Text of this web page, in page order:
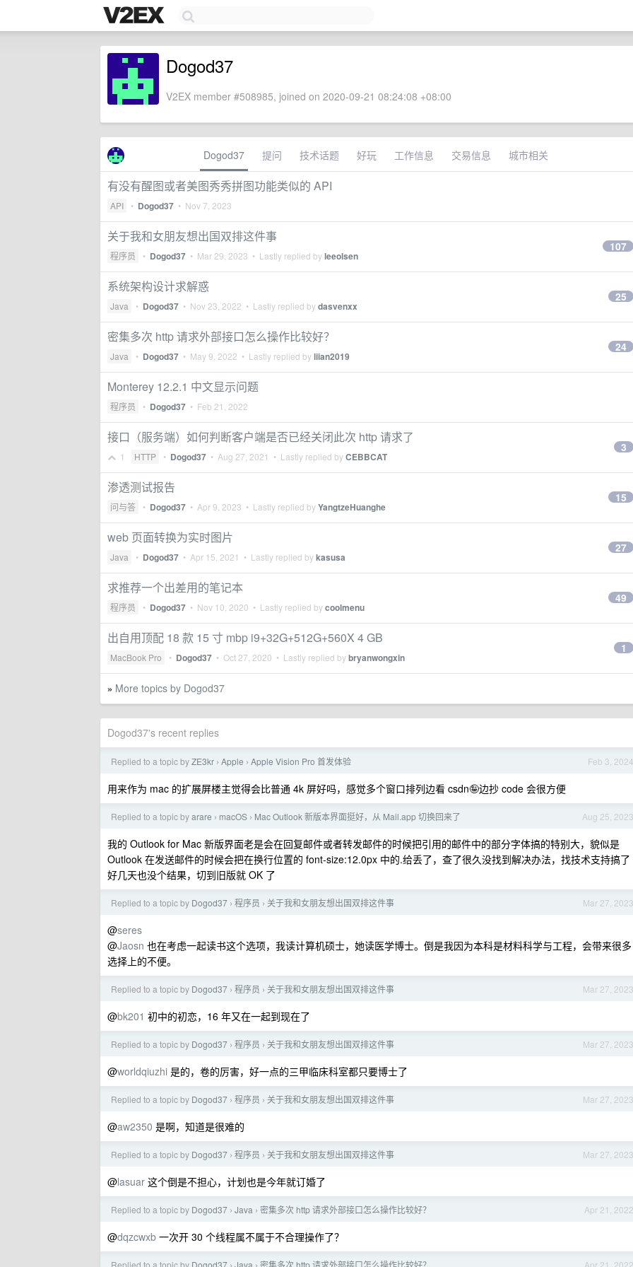
Dogod37
V2EX member #508985, joined on 2020-09-21 08:24:08 +08:00
Dogod37 提问 技术话题 好玩 工作信息 交易信息 城市相关
有没有醒图或者美图秀秀拼图功能类似的 API
API • Dogod37 • Nov 7, 2023
关于我和女朋友想出国双排这件事
程序员 • Dogod37 • Mar 29, 2023 • Lastly replied byleeolsen
107
系统架构设计求解惑
Java • Dogod37 • Nov 23, 2022 • Lastly replied bydasvenxx
25
密集多次 http 请求外部接口怎么操作比较好？
Java • Dogod37 • May 9, 2022 • Lastly replied byliian2019
24
Monterey 12.2.1 中文显示问题
程序员 • Dogod37 • Feb 21, 2022
接口（服务端）如何判断客户端是否已经关闭此次 http 请求了
1 HTTP • Dogod37 • Aug 27, 2021 • Lastly replied byCEBBCAT
3
渗透测试报告
问与答 • Dogod37 • Apr 9, 2023 • Lastly replied byYangtzeHuanghe
15
web 页面转换为实时图片
Java • Dogod37 • Apr 15, 2021 • Lastly replied bykasusa
27
求推荐一个出差用的笔记本
程序员 • Dogod37 • Nov 10, 2020 • Lastly replied bycoolmenu
49
出自用顶配 18 款 15 寸 mbp i9+32G+512G+560X 4 GB
MacBook Pro • Dogod37 • Oct 27, 2020 • Lastly replied bybryanwongxin
1
» More topics by Dogod37
Dogod37's recent replies
Feb 3, 2024
Replied to a topic byZE3kr › Apple › Apple Vision Pro 首发体验
用来作为 mac 的扩展屏楼主觉得会比普通 4k 屏好吗，感觉多个窗口排列边看 csdn🤪边抄 code 会很方便
Aug 25, 2023
Replied to a topic byarare › macOS › Mac Outlook 新版本界面挺好，从 Mail.app 切换回来了
我的 Outlook for Mac 新版界面老是会在回复邮件或者转发邮件的时候把引用的邮件中的部分字体搞的特别大，貌似是
Outlook 在发送邮件的时候会把在换行位置的 font-size:12.0px 中的.给丢了，查了很久没找到解决办法，找技术支持搞了
好几天也没个结果，切到旧版就 OK 了
Mar 27, 2023
Replied to a topic by Dogod37 › 程序员 › 关于我和女朋友想出国双排这件事
@seres
@Jaosn 也在考虑一起读书这个选项，我读计算机硕士，她读医学博士。倒是我因为本科是材料科学与工程，会带来很多
选择上的不便。
Mar 27, 2023
Replied to a topic by Dogod37 › 程序员 › 关于我和女朋友想出国双排这件事
@bk201 初中的初恋，16 年又在一起到现在了
Mar 27, 2023
Replied to a topic by Dogod37 › 程序员 › 关于我和女朋友想出国双排这件事
@worldqiuzhi 是的，卷的厉害，好一点的三甲临床科室都只要博士了
Mar 27, 2023
Replied to a topic by Dogod37 › 程序员 › 关于我和女朋友想出国双排这件事
@aw2350 是啊，知道是很难的
Mar 27, 2023
Replied to a topic by Dogod37 › 程序员 › 关于我和女朋友想出国双排这件事
@lasuar 这个倒是不担心，计划也是今年就订婚了
Apr 21, 2022
Replied to a topic by Dogod37 › Java › 密集多次 http 请求外部接口怎么操作比较好？
@dqzcwxb 一次开 30 个线程属不属于不合理操作了？
Apr 21, 2022
Replied to a topic by Dogod37 Java 密集多次 http 请求外部接口怎么操作比较好？